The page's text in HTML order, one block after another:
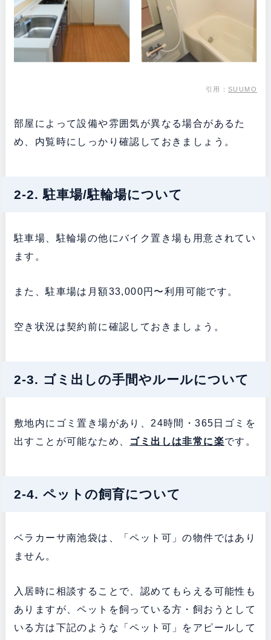
引用：SUUMO
部屋によって設備や雰囲気が異なる場合があるた
め、内覧時にしっかり確認しておきましょう。
2-2. 駐車場/駐輪場について
駐車場、駐輪場の他にバイク置き場も用意されてい
ます。
また、駐車場は月額33,000円〜利用可能です。
空き状況は契約前に確認しておきましょう。
2-3. ゴミ出しの手間やルールについて
敷地内にゴミ置き場があり、24時間・365日ゴミを
出すことが可能なため、 ゴミ出しは非常に楽です。
2-4. ペットの飼育について
ベラカーサ南池袋は、「ペット可」の物件ではあり
ません。
入居時に相談することで、認めてもらえる可能性も
ありますが、ペットを飼っている方・飼おうとして
いる方は下記のような「ペット可」をアピールして